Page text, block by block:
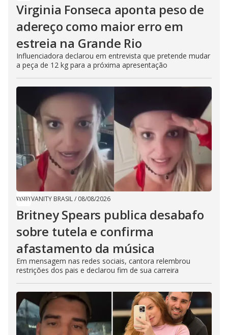
Virginia Fonseca aponta peso de
adereço como maior erro em
estreia na Grande Rio
Influenciadora declarou em entrevista que pretende mudar
a peça de 12 kg para a próxima apresentação
VANITY BRASIL/ 08/08/2026
Britney Spears publica desabafo
sobre tutela e confirma
afastamento da música
Em mensagem nas redes sociais, cantora relembrou
restrições dos pais e declarou fim de sua carreira